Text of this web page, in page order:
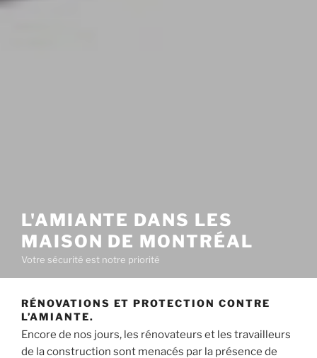
L'AMIANTE DANS LES
MAISON DE MONTRÉAL
Votre sécurité est notre priorité
RÉNOVATIONS ET PROTECTION CONTRE
L’AMIANTE.
Encore de nos jours, les rénovateurs et les travailleurs
de la construction sont menacés par la présence de